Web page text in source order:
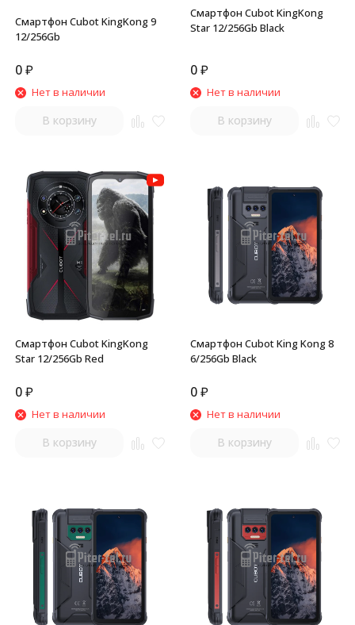
Смартфон Cubot KingKong 9
12/256Gb
0₽
Нет в наличии
В корзину
Смартфон Cubot KingKong
Star 12/256Gb Black
0₽
Нет в наличии
В корзину
Смартфон Cubot KingKong
Star 12/256Gb Red
0₽
Нет в наличии
В корзину
Смартфон Cubot King Kong 8
6/256Gb Black
0₽
Нет в наличии
В корзину